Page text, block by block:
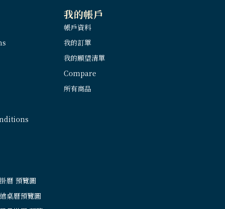
曆 預覽圖
桌曆預覽圖
我的帳戶
帳戶資料
我的訂單
我的願望清單
Compare
所有商品